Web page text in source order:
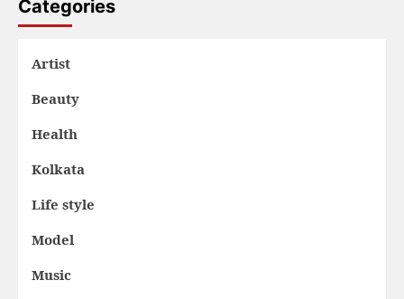
Categories
Artist
Beauty
Health
Kolkata
Life style
Model
Music